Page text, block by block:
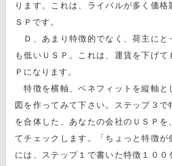
ります。これは、ライバルが多く価格
ＳＰです。
Ｄ、あまり特徴的でなく、荷主にと
も低いＵＳＰ。これは、運賃を下げて
Ｐになります。
特徴を横軸、ベネフィットを縦軸と
図を作ってみて下さい。ステップ３で
を合体した、あなたの会社のＵＳＰを
てチェックします。「ちょっと特徴が
には、ステップ１で書いた特徴１００